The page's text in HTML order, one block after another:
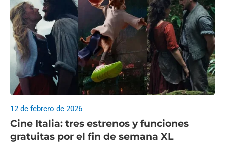
Cine Italia: tres estrenos y funciones
gratuitas por el fin de semana XL
12 de febrero de 2026